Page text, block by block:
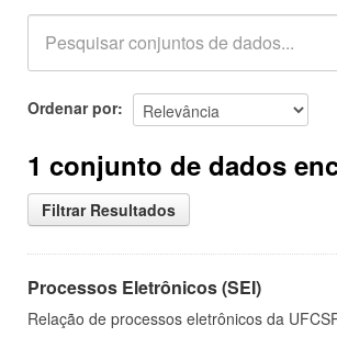
Ordenar por
1 conjunto de dados
Filtrar Resultados
Processos Eletrônicos (SEI)
Relação de processos eletrônicos da